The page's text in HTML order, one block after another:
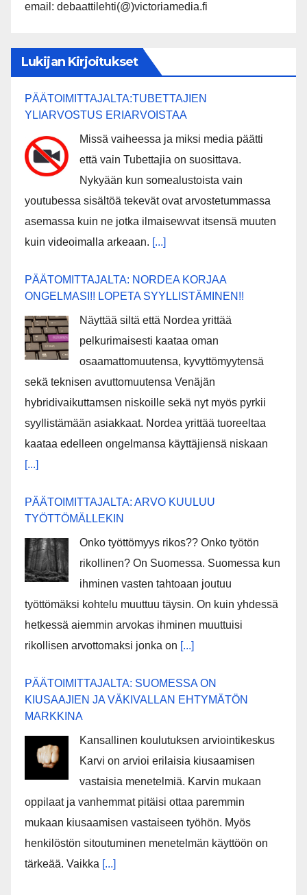
email: debaattilehti(@)victoriamedia.fi
Lukijan Kirjoitukset
PÄÄTOIMITTAJALTA:TUBETTAJIEN
YLIARVOSTUS ERIARVOISTAA
Missä vaiheessa ja miksi media päätti
että vain Tubettajia on suosittava.
Nykyään kun somealustoista vain
youtubessa sisältöä tekevät ovat arvostetummassa
asemassa kuin ne jotka ilmaisewvat itsensä muuten
kuin videoimalla arkeaan. [...]
PÄÄTOMITTAJALTA: NORDEA KORJAA
ONGELMASI!! LOPETA SYYLLISTÄMINEN!!
Näyttää siltä että Nordea yrittää
pelkurimaisesti kaataa oman
osaamattomuutensa, kyvyttömyytensä
sekä teknisen avuttomuutensa Venäjän
hybridivaikuttamsen niskoille sekä nyt myös pyrkii
syyllistämään asiakkaat. Nordea yrittää tuoreeltaa
kaataa edelleen ongelmansa käyttäjiensä niskaan
[...]
PÄÄTOIMITTAJALTA: ARVO KUULUU
TYÖTTÖMÄLLEKIN
Onko työttömyys rikos?? Onko työtön
rikollinen? On Suomessa. Suomessa kun
ihminen vasten tahtoaan joutuu
työttömäksi kohtelu muuttuu täysin. On kuin yhdessä
hetkessä aiemmin arvokas ihminen muuttuisi
rikollisen arvottomaksi jonka on [...]
PÄÄTOIMITTAJALTA: SUOMESSA ON
KIUSAAJIEN JA VÄKIVALLAN EHTYMÄTÖN
MARKKINA
Kansallinen koulutuksen arviointikeskus
Karvi on arvioi erilaisia kiusaamisen
vastaisia menetelmiä. Karvin mukaan
oppilaat ja vanhemmat pitäisi ottaa paremmin
mukaan kiusaamisen vastaiseen työhön. Myös
henkilöstön sitoutuminen menetelmän käyttöön on
tärkeää. Vaikka [...]